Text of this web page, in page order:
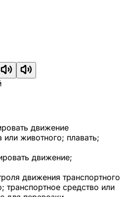
движение
или животного; плавать;
движение;
движения транспортного
транспортное средство или